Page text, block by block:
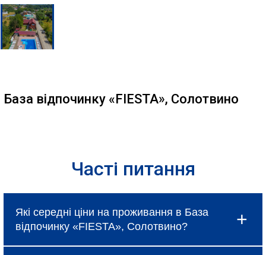
База відпочинку «FIESTA», Солотвино
Часті питання
Які середні ціни на проживання в База
відпочинку «FIESTA», Солотвино?